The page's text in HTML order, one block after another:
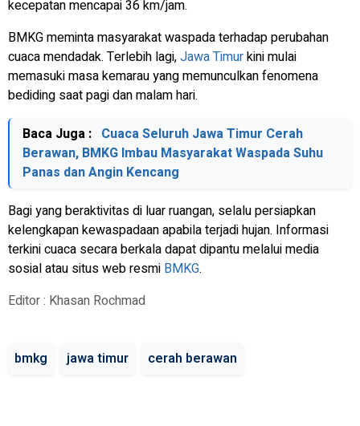
kecepatan mencapai 36 km/jam.
BMKG meminta masyarakat waspada terhadap perubahan
cuaca mendadak. Terlebih lagi,Jawa Timurkini mulai
memasuki masa kemarau yang memunculkan fenomena
bediding saat pagi dan malam hari.
Baca Juga : Cuaca Seluruh Jawa Timur Cerah
Berawan, BMKG Imbau Masyarakat Waspada Suhu
Panas dan Angin Kencang
Bagi yang beraktivitas di luar ruangan, selalu persiapkan
kelengkapan kewaspadaan apabila terjadi hujan. Informasi
terkini cuaca secara berkala dapat dipantu melalui media
sosial atau situs web resmi BMKG.
Editor : Khasan Rochmad
bmkg jawa timur cerah berawan